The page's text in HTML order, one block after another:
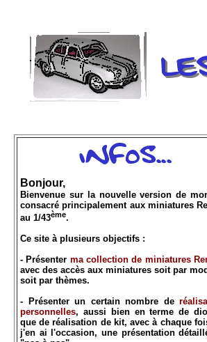
Bonjour,
Bienvenue sur la nouvelle version de
consacré principalement aux miniatures
au 1/43ème.
Ce site à plusieurs objectifs :
- Présenter ma collection de miniatures
avec des accès aux miniatures soit par
soit par thèmes.
- Présenter un certain nombre de
personnelles, aussi bien en terme de
que de réalisation de kit, avec à chaque
j'en ai l'occasion, une présentation